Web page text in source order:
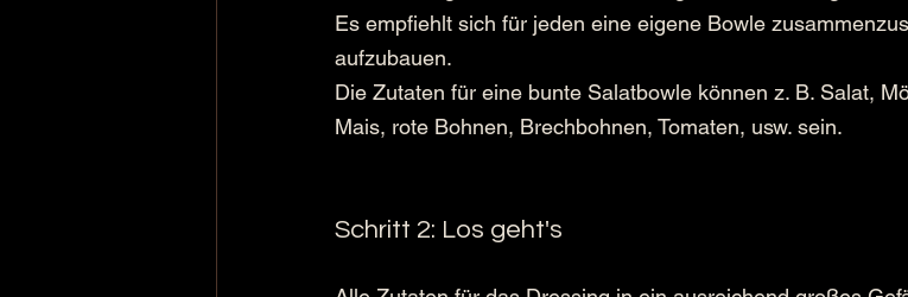
Es empfiehlt sich für jeden eine eigene Bowle
aufzubauen.
Die Zutaten für eine bunte Salatbowle können z. B. Salat,
Mais, rote Bohnen, Brechbohnen, Tomaten, usw. sein.
Schritt 2: Los geht's